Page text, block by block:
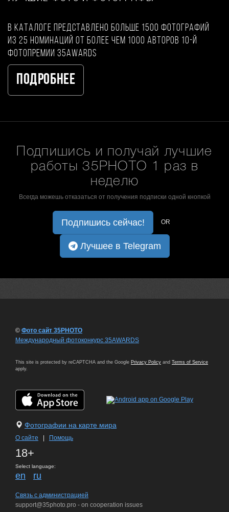
В каталоге представлено больше 1500 фотографий
из 25 номинаций от более чем 1000 авторов 10-й
фотопремии 35AWARDS
Подробнее
Подпишись и получай лучшие
работы 35PHOTO 1 раз в
неделю
Всегда можешь отказаться от получения подписки одной кнопкой
Подпишись сейчас! OR
Лучшее в Telegram
© Фото сайт 35PHOTO
Международный фотоконкурс 35AWARDS
This site is protected by reCAPTCHA and the Google Privacy Policy and Terms of Service
apply.
Фотографии на карте мира
О сайте Помощь
18+
Select language:
en ru
Связь с администрацией
support@35photo.pro - on cooperation issues